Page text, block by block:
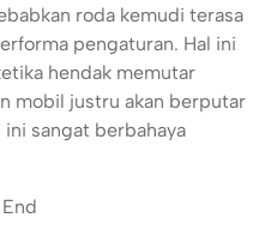
roda kemudi terasa
pengaturan. Hal ini
hendak memutar
mobil justru akan berputar
ini sangat berbahaya